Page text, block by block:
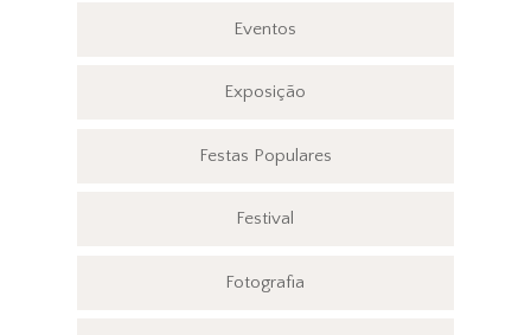
Eventos
Exposição
Festas Populares
Festival
Fotografia